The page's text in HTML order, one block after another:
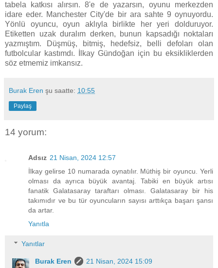
tabela katkısı alırsın. 8'e de yazarsın, oyunu merkezden
idare eder. Manchester City'de bir ara sahte 9 oynuyordu.
Yönlü oyuncu, oyun aklıyla birlikte her yeri dolduruyor.
Etiketten uzak duralım derken, bunun kapsadığı noktaları
yazmıştım. Düşmüş, bitmiş, hedefsiz, belli defoları olan
futbolcular kastımdı. İlkay Gündoğan için bu eksikliklerden
söz etmemiz imkansız.
Burak Eren şu saatte: 10:55
Paylaş
14 yorum:
Adsız 21 Nisan, 2024 12:57
İlkay gelirse 10 numarada oynatılır. Müthiş bir oyuncu. Yerli
olması da ayrıca büyük avantaj. Tabiki en büyük artısı
fanatik Galatasaray taraftarı olması. Galatasaray bir his
takımıdır ve bu tür oyuncuların sayısı arttıkça başarı şansı
da artar.
Yanıtla
Yanıtlar
Burak Eren 21 Nisan, 2024 15:09